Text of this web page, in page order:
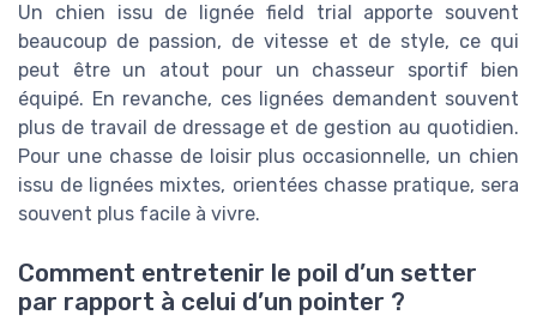
Un chien issu de lignée field trial apporte souvent
beaucoup de passion, de vitesse et de style, ce qui
peut être un atout pour un chasseur sportif bien
équipé. En revanche, ces lignées demandent souvent
plus de travail de dressage et de gestion au quotidien.
Pour une chasse de loisir plus occasionnelle, un chien
issu de lignées mixtes, orientées chasse pratique, sera
souvent plus facile à vivre.
Comment entretenir le poil d’un setter
par rapport à celui d’un pointer ?